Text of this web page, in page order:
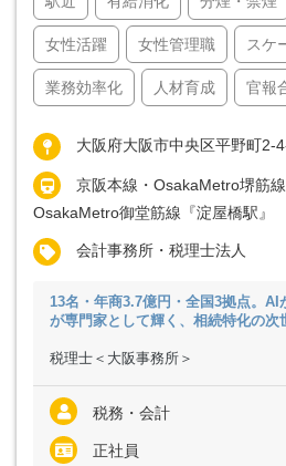
女性活躍 女性管理職 スケ
業務効率化 人材育成 官報
大阪府大阪市中央区平野町2-
京阪本線・OsakaMetro堺筋
OsakaMetro御堂筋線『淀屋橋駅』
会計事務所・税理士法人
13名・年商3.7億円・全国3拠点。AI
が専門家として輝く、相続特化の次
税理士＜大阪事務所＞
税務・会計
正社員